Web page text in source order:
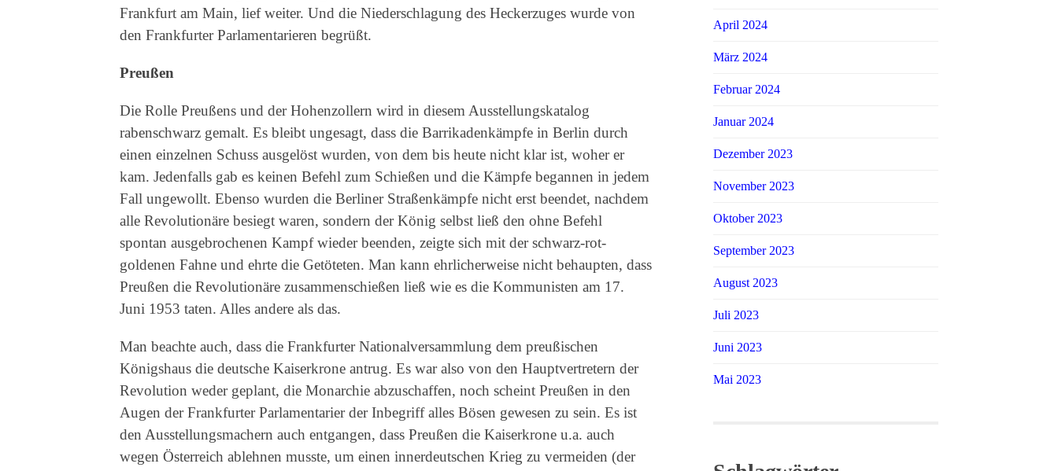
Frankfurt am Main, lief weiter. Und die Niederschlagung des Heckerzuges wurde von
den Frankfurter Parlamentarieren begrüßt.
Preußen
Die Rolle Preußens und der Hohenzollern wird in diesem Ausstellungskatalog
rabenschwarz gemalt. Es bleibt ungesagt, dass die Barrikadenkämpfe in Berlin durch
einen einzelnen Schuss ausgelöst wurden, von dem bis heute nicht klar ist, woher er
kam. Jedenfalls gab es keinen Befehl zum Schießen und die Kämpfe begannen in jedem
Fall ungewollt. Ebenso wurden die Berliner Straßenkämpfe nicht erst beendet, nachdem
alle Revolutionäre besiegt waren, sondern der König selbst ließ den ohne Befehl
spontan ausgebrochenen Kampf wieder beenden, zeigte sich mit der schwarz-rot-
goldenen Fahne und ehrte die Getöteten. Man kann ehrlicherweise nicht behaupten, dass
Preußen die Revolutionäre zusammenschießen ließ wie es die Kommunisten am 17.
Juni 1953 taten. Alles andere als das.
Man beachte auch, dass die Frankfurter Nationalversammlung dem preußischen
Königshaus die deutsche Kaiserkrone antrug. Es war also von den Hauptvertretern der
Revolution weder geplant, die Monarchie abzuschaffen, noch scheint Preußen in den
Augen der Frankfurter Parlamentarier der Inbegriff alles Bösen gewesen zu sein. Es ist
den Ausstellungsmachern auch entgangen, dass Preußen die Kaiserkrone u.a. auch
wegen Österreich ablehnen musste, um einen innerdeutschen Krieg zu vermeiden (der
April 2024
März 2024
Februar 2024
Januar 2024
Dezember 2023
November 2023
Oktober 2023
September 2023
August 2023
Juli 2023
Juni 2023
Mai 2023